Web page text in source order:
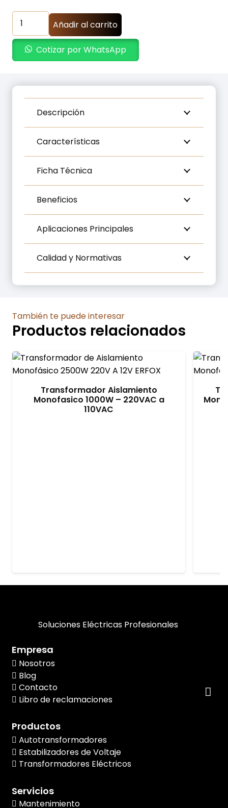
Transformador
Aislamiento
Trifásico
60000W
cantidad
Añadir al carrito
Cotizar por WhatsApp
Descripción
Características
Ficha Técnica
Beneficios
Aplicaciones Principales
Calidad y Normativas
También te puede interesar
Productos relacionados
Transformador Aislamiento
Monofasico 1000W – 220VAC a
110VAC
Soluciones Eléctricas Profesionales
Empresa
Nosotros
Blog
Contacto
Libro de reclamaciones
Productos
Autotransformadores
Estabilizadores de Voltaje
Transformadores Eléctricos
Servicios
Mantenimiento